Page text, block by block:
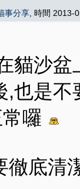
事分享 , 時間
貓沙盆
,也是
囉
徹底清